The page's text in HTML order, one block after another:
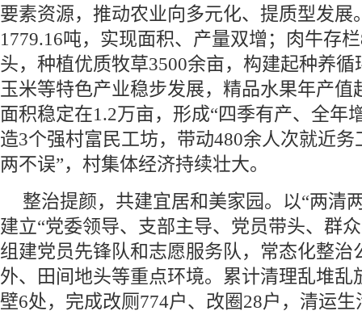
要素资源，推动农业向多元化、提质型发展
1779.16吨，实现面积、产量双增；肉牛存
头，种植优质牧草3500余亩，构建起种养
玉米等特色产业稳步发展，精品水果年产值
面积稳定在1.2万亩，形成“四季有产、全年
造3个强村富民工坊，带动480余人次就近
两不误”，村集体经济持续壮大。
整治提颜，共建宜居和美家园。以“两清
建立“党委领导、支部主导、党员带头、群
组建党员先锋队和志愿服务队，常态化整治
外、田间地头等重点环境。累计清理乱堆乱
壁6处，完成改厕774户、改圈28户，清运